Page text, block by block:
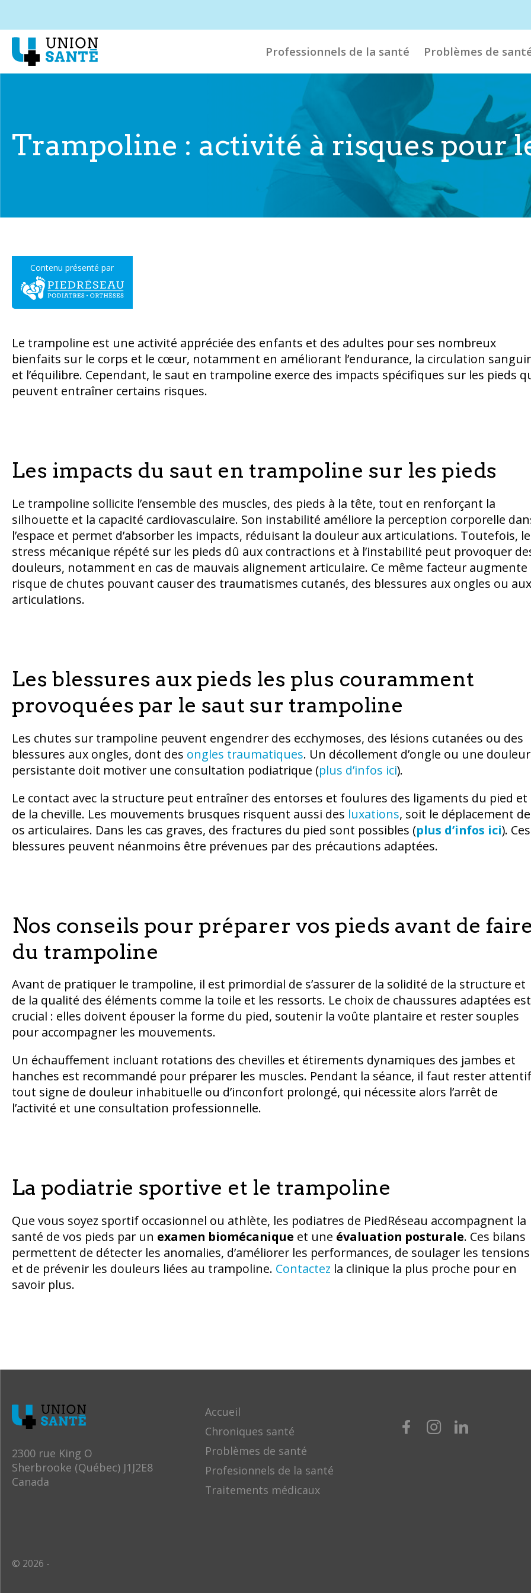
Professionnels de la santé Problèmes de
Trampoline : activité à risques pour
Contenu présenté par
Le trampoline est une activité appréciée des enfants et des adultes pour ses nombreux
bienfaits sur le corps et le cœur, notamment en améliorant l’endurance, la circulation
et l’équilibre. Cependant, le saut en trampoline exerce des impacts spécifiques sur les pieds
peuvent entraîner certains risques.
Les impacts du saut en trampoline sur les pieds
Le trampoline sollicite l’ensemble des muscles, des pieds à la tête, tout en renforçant la
silhouette et la capacité cardiovasculaire. Son instabilité améliore la perception corporelle
l’espace et permet d’absorber les impacts, réduisant la douleur aux articulations. Toutefois, le
stress mécanique répété sur les pieds dû aux contractions et à l’instabilité peut provoquer
douleurs, notamment en cas de mauvais alignement articulaire. Ce même facteur augmente
risque de chutes pouvant causer des traumatismes cutanés, des blessures aux ongles ou aux
articulations.
Les blessures aux pieds les plus couramment
provoquées par le saut sur trampoline
Les chutes sur trampoline peuvent engendrer des ecchymoses, des lésions cutanées ou des
blessures aux ongles, dont des ongles traumatiques. Un décollement d’ongle ou une douleur
persistante doit motiver une consultation podiatrique (plus d’infos ici).
Le contact avec la structure peut entraîner des entorses et foulures des ligaments du pied et
de la cheville. Les mouvements brusques risquent aussi des luxations, soit le déplacement
os articulaires. Dans les cas graves, des fractures du pied sont possibles (plus d’infos ici). Ces
blessures peuvent néanmoins être prévenues par des précautions adaptées.
Nos conseils pour préparer vos pieds avant de
du trampoline
Avant de pratiquer le trampoline, il est primordial de s’assurer de la solidité de la structure et
de la qualité des éléments comme la toile et les ressorts. Le choix de chaussures adaptées est
crucial : elles doivent épouser la forme du pied, soutenir la voûte plantaire et rester souples
pour accompagner les mouvements.
Un échauffement incluant rotations des chevilles et étirements dynamiques des jambes et
hanches est recommandé pour préparer les muscles. Pendant la séance, il faut rester
tout signe de douleur inhabituelle ou d’inconfort prolongé, qui nécessite alors l’arrêt de
l’activité et une consultation professionnelle.
La podiatrie sportive et le trampoline
Que vous soyez sportif occasionnel ou athlète, les podiatres de PiedRéseau accompagnent la
santé de vos pieds par un examen biomécanique et une évaluation posturale. Ces bilans
permettent de détecter les anomalies, d’améliorer les performances, de soulager les tensions
et de prévenir les douleurs liées au trampoline. Contactez la clinique la plus proche pour en
savoir plus.
2300 rue King O
Sherbrooke (Québec) J1J2E8
Canada
Accueil
Chroniques santé
Problèmes de santé
Profesionnels de la santé
Traitements médicaux
© 2026 -